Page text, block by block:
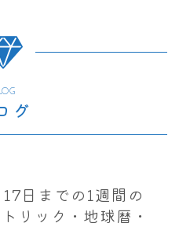
グ
日までの1週間の
リック・地球暦・